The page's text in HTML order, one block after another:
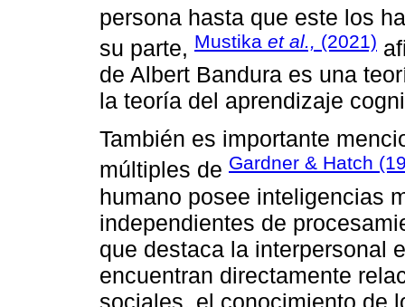
persona hasta que este los
su parte, Mustika et al., (2021)
de Albert Bandura es una
la teoría del aprendizaje
También es importante
múltiples de Gardner & Hatch
humano posee inteligencias
independientes de
que destaca la interpersonal
encuentran directamente
sociales, el conocimiento de